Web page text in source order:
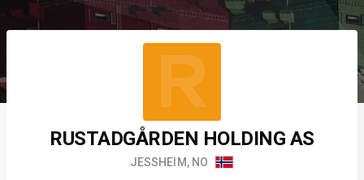
R
RUSTADGÅRDEN HOLDING AS
JESSHEIM, NO